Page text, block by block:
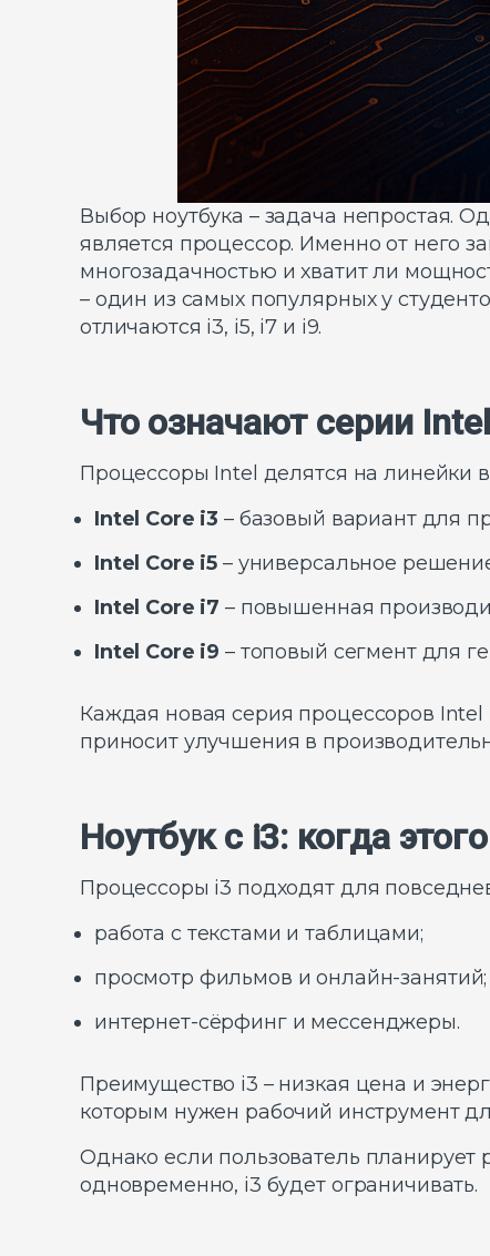
Выбор ноутбука – задача непростая.
является процессор. Именно от него
многозадачностью и хватит ли
– один из самых популярных у
отличаются i3, i5, i7 и i9.
Что означают серии
Процессоры Intel делятся на линейки
Intel Core i3 – базовый вариант для
Intel Core i5 – универсальное
Intel Core i7 – повышенная
Intel Core i9 – топовый сегмент для
Каждая новая серия процессоров
приносит улучшения в
Ноутбук с i3: когда
Процессоры i3 подходят для
работа с текстами и таблицами;
просмотр фильмов и онлайн-занятий;
интернет-сёрфинг и мессенджеры.
Преимущество i3 – низкая цена и
которым нужен рабочий инструмент
Однако если пользователь планирует
одновременно, i3 будет ограничивать.